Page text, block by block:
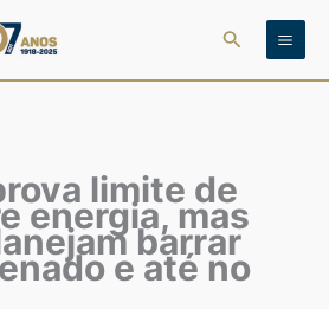
Pesquisar
limite de
energia, mas
barrar
e até no